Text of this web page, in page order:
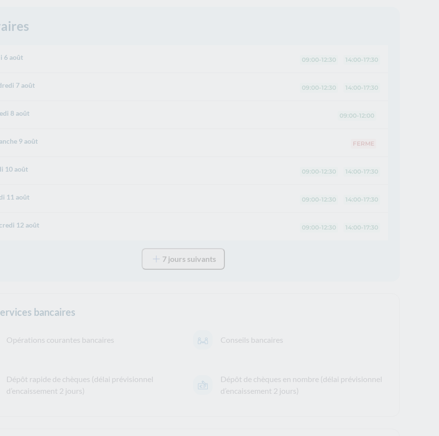
6 août 09:00-12:30 14:00-17:30
7 août 09:00-12:30 14:00-17:30
8 août 09:00-12:00
9 août FERME
10 août 09:00-12:30 14:00-17:30
11 août 09:00-12:30 14:00-17:30
12 août 09:00-12:30 14:00-17:30
7 jours suivants
bancaires
Opérations courantes bancaires Conseils bancaires
Dépôt rapide de chèques (délai prévisionnel
d’encaissement 2 jours)
Dépôt de chèques en nombre (délai prévisionnel
d’encaissement 2 jours)